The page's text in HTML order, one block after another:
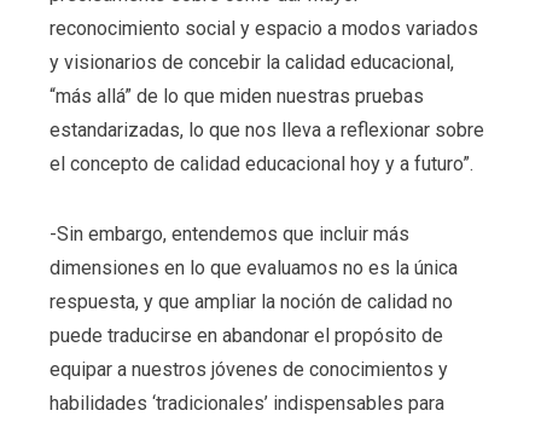
reconocimiento social y espacio a modos variados
y visionarios de concebir la calidad educacional,
“más allá” de lo que miden nuestras pruebas
estandarizadas, lo que nos lleva a reflexionar sobre
el concepto de calidad educacional hoy y a futuro”.
-Sin embargo, entendemos que incluir más
dimensiones en lo que evaluamos no es la única
respuesta, y que ampliar la noción de calidad no
puede traducirse en abandonar el propósito de
equipar a nuestros jóvenes de conocimientos y
habilidades ‘tradicionales’ indispensables para